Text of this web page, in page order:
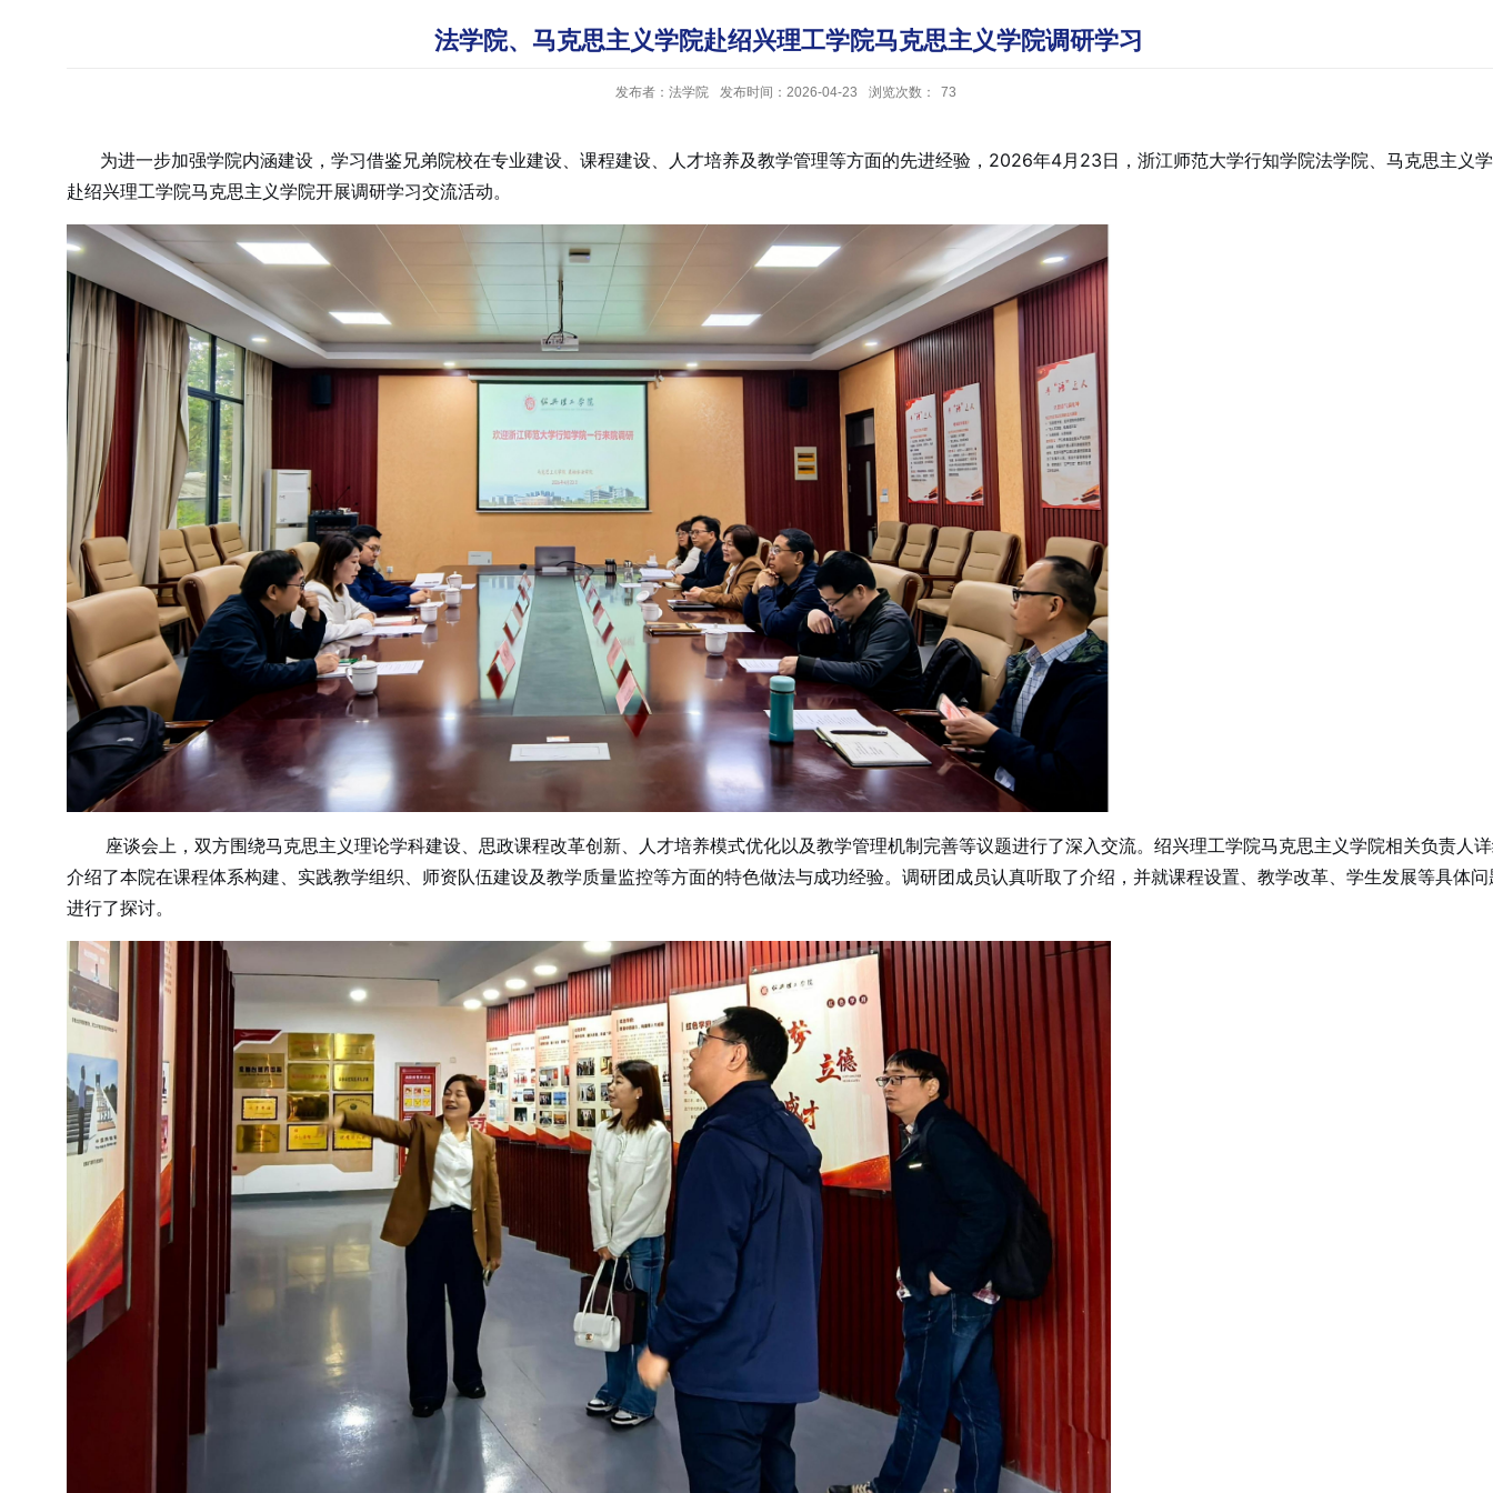
法学院、马克思主义学院赴绍兴理工学院马克思主义学院调研学习
发布者：法学院 发布时间：2026-04-23 浏览次数： 73
为进一步加强学院内涵建设，学习借鉴兄弟院校在专业建设、课程建设、人才培养及教学管理等方面的先进经验，2026年4月23日，浙江师范大学行知学院法学院、马克思主义
赴绍兴理工学院马克思主义学院开展调研学习交流活动。
座谈会上，双方围绕马克思主义理论学科建设、思政课程改革创新、人才培养模式优化以及教学管理机制完善等议题进行了深入交流。绍兴理工学院马克思主义学院相关负责人
介绍了本院在课程体系构建、实践教学组织、师资队伍建设及教学质量监控等方面的特色做法与成功经验。调研团成员认真听取了介绍，并就课程设置、教学改革、学生发展等具体问
进行了探讨。